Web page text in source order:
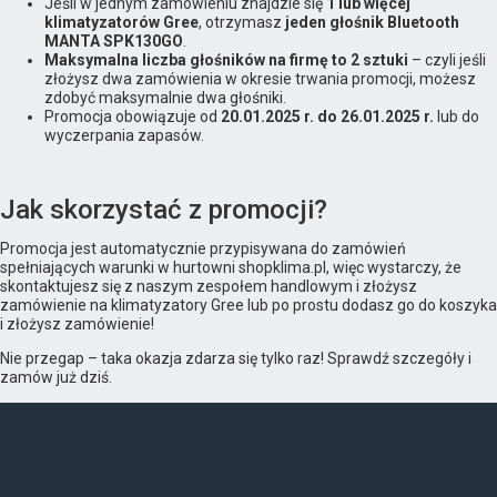
klimatyzatorów Gree, otrzymasz jeden głośnik Bluetooth
MANTA SPK130GO
Maksymalna liczba głośników na firmę to 2 sztuki – czyli jeśli
złożysz dwa zamówienia w okresie trwania promocji, możesz
zdobyć maksymalnie dwa głośniki.
Promocja obowiązuje od 20.01.2025 r. do 26.01.2025 r. lub do
wyczerpania zapasów.
Jak skorzystać z promocji?
Promocja jest automatycznie przypisywana do zamówień
spełniających warunki w hurtowni shopklima.pl, więc wystarczy, że
skontaktujesz się z naszym zespołem handlowym i złożysz
zamówienie na klimatyzatory Gree lub po prostu dodasz go do koszyka
i złożysz zamówienie!
Nie przegap – taka okazja zdarza się tylko raz! Sprawdź szczegóły i
zamów już dziś.